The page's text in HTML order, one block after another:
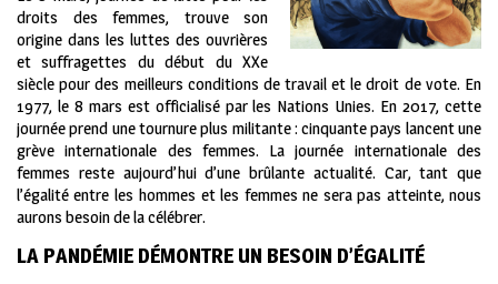
droits des femmes, trouve son
origine dans les luttes des ouvrières
et suffragettes du début du XXe
siècle pour des meilleurs conditions de travail et le droit de vote. En
1977, le 8 mars est officialisé par les Nations Unies. En 2017, cette
journée prend une tournure plus militante : cinquante pays lancent une
grève internationale des femmes. La journée internationale des
femmes reste aujourd’hui d’une brûlante actualité. Car, tant que
l’égalité entre les hommes et les femmes ne sera pas atteinte, nous
aurons besoin de la célébrer.
LA PANDÉMIE DÉMONTRE UN BESOIN D’ÉGALITÉ